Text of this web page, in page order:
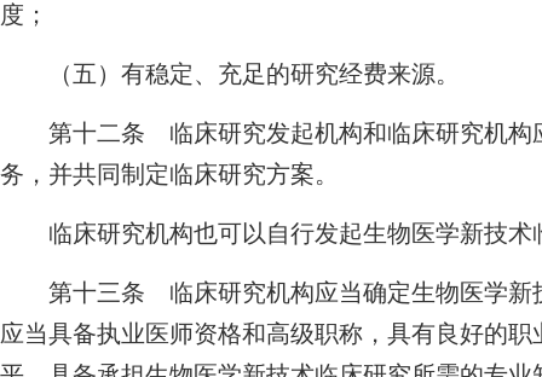
度；
（五）有稳定、充足的研究经费来源。
第十二条 临床研究发起机构和临床研究机构
务，并共同制定临床研究方案。
临床研究机构也可以自行发起生物医学新技术
第十三条 临床研究机构应当确定生物医学新
应当具备执业医师资格和高级职称，具有良好的